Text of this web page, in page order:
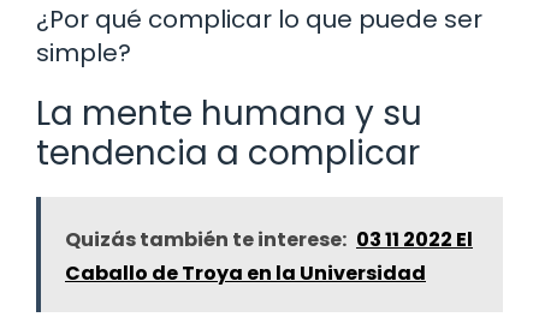
¿Por qué complicar lo que puede ser
simple?
La mente humana y su
tendencia a complicar
Quizás también te interese: 03 11 2022 El
Caballo de Troya en la Universidad